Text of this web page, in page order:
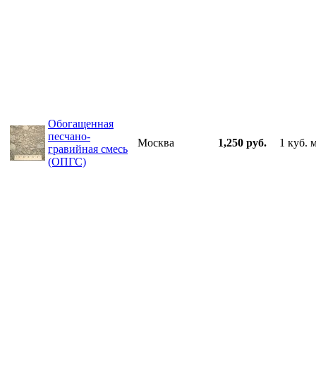
Обогащенная
песчано-
гравийная смесь
(ОПГС)
Москва 1,250 руб. 1 куб.